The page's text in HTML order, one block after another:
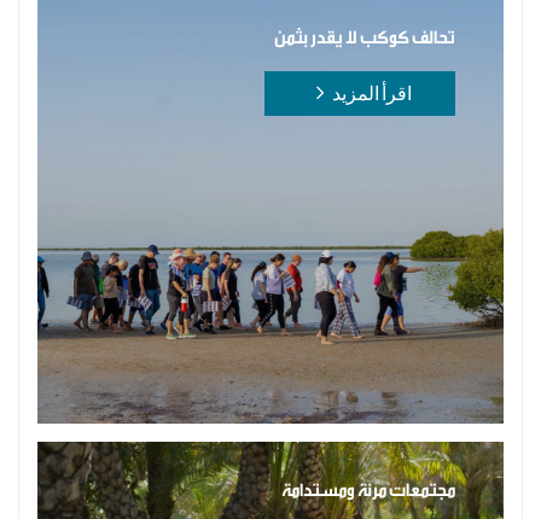
تحالف كوكب لا يقدر بثمن
اقرأ المزيد
مجتمعات مرنة ومستدامة